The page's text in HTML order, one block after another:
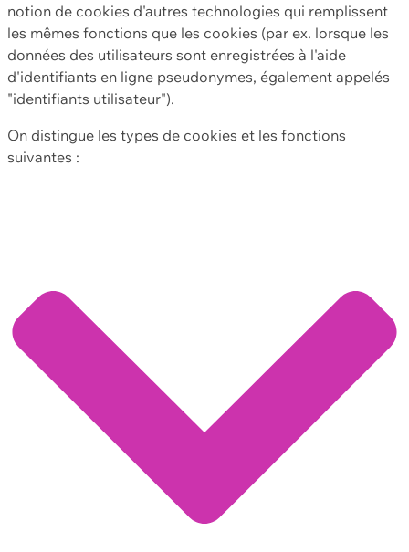
notion de cookies d'autres technologies qui remplissent
les mêmes fonctions que les cookies (par ex. lorsque les
données des utilisateurs sont enregistrées à l'aide
d'identifiants en ligne pseudonymes, également appelés
"identifiants utilisateur").
On distingue les types de cookies et les fonctions
suivantes :